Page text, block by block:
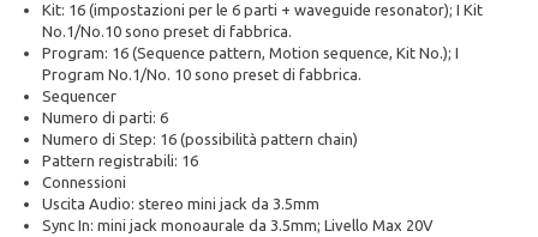
Kit: 16 (impostazioni per le 6 parti + waveguide resonator); I Kit
No.1/No.10 sono preset di fabbrica.
Program: 16 (Sequence pattern, Motion sequence, Kit No.); I
Program No.1/No. 10 sono preset di fabbrica.
Sequencer
Numero di parti: 6
Numero di Step: 16 (possibilità pattern chain)
Pattern registrabili: 16
Connessioni
Uscita Audio: stereo mini jack da 3.5mm
Sync In: mini jack monoaurale da 3.5mm; Livello Max 20V